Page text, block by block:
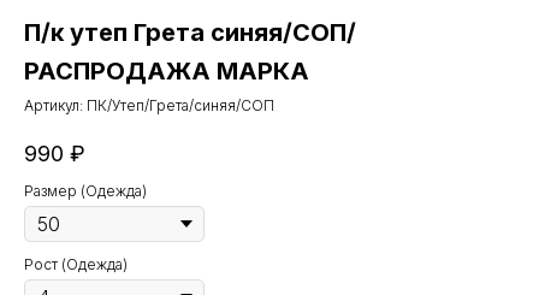
П/к утеп Грета синяя/СОП/
РАСПРОДАЖА МАРКА
Артикул: ПК/Утеп/Грета/синяя/СОП
990 ₽
Размер (Одежда)
Рост (Одежда)